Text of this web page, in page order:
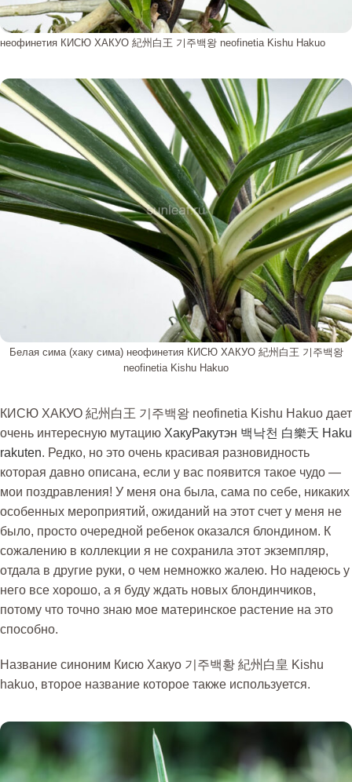
неофинетия КИСЮ ХАКУО 紀州白王 기주백왕 neofinetia Kishu Hakuo
Белая сима (хаку сима) неофинетия КИСЮ ХАКУО 紀州白王 기주백왕
neofinetia Kishu Hakuo
КИСЮ ХАКУО 紀州白王 기주백왕 neofinetia Kishu Hakuo дает
очень интересную мутацию ХакуРакутэн 백낙천 白樂天 Haku
rakuten. Редко, но это очень красивая разновидность
которая давно описана, если у вас появится такое чудо —
мои поздравления! У меня она была, сама по себе, никаких
особенных мероприятий, ожиданий на этот счет у меня не
было, просто очередной ребенок оказался блондином. К
сожалению в коллекции я не сохранила этот экземпляр,
отдала в другие руки, о чем немножко жалею. Но надеюсь у
него все хорошо, а я буду ждать новых блондинчиков,
потому что точно знаю мое материнское растение на это
способно.
Название синоним Кисю Хакуо 기주백황 紀州白皇 Kishu
hakuo, второе название которое также используется.